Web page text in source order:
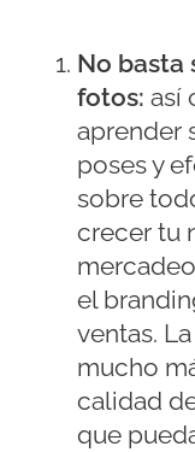
No basta
fotos: así
aprender
poses y
sobre
crecer tu
el
ventas.
mucho
calidad
que